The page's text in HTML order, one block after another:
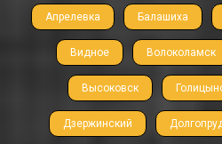
Апрелевка Балашиха
Видное Волоколамск
Высоковск
Дзержинский